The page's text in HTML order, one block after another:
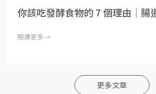
你該吃發酵食物的 7 個理由｜
閱讀更多 ->
更多文章